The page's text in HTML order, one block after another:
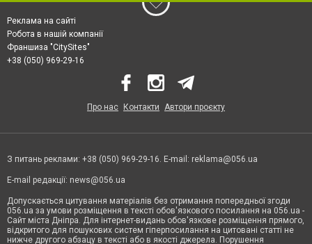
Реклама на сайті
Робота в нашій компанії
Франшиза "CitySites"
+38 (050) 969-29-16
Про нас Контакти Автори проєкту
З питань реклами: +38 (050) 969-29-16. E-mail: reklama@056.ua
E-mail редакції: news@056.ua
Допускається цитування матеріалів без отримання попередньої згоди
056.ua за умови розміщення в тексті обов'язкового посилання на 056.ua -
Сайт міста Дніпра. Для інтернет-видань обов'язкове розміщення прямого,
відкритого для пошукових систем гіперпосилання на цитовані статті не
нижче другого абзацу в тексті або в якості джерела. Порушення